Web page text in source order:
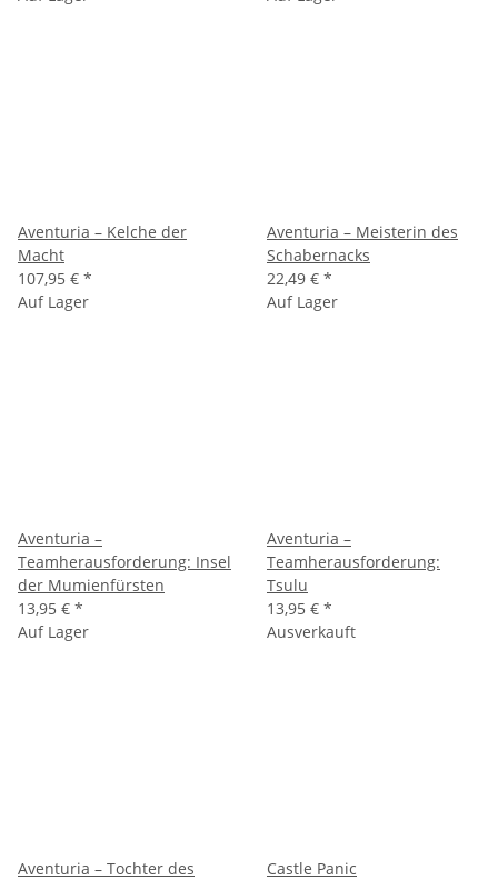
Aventuria – Kelche der
Macht
107,95 € *
Aventuria – Meisterin des
Schabernacks
22,49 € *
Auf Lager
Aventuria –
Teamherausforderung: Insel
der Mumienfürsten
13,95 € *
Auf Lager
Aventuria –
Teamherausforderung:
Tsulu
13,95 € *
Auf Lager
Aventuria – Tochter des
Ausverkauft
Castle Panic